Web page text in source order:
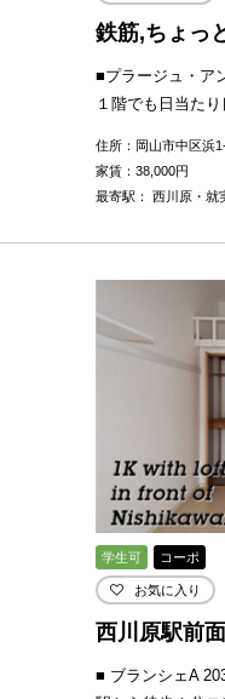
鉄筋,ちょっ
■プラージュ・
１階でも日当た
住所：岡山市中区浜
家賃： 38,000円
最寄駅： 西川原・就
学生可 コーポ
お気に入り
西川原駅前
■ ブランシェA